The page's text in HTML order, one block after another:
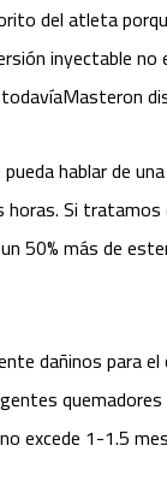
del atleta
inyectable
hablar de
Si tratamos
50% más de
dañinos para
excede 1-1.5